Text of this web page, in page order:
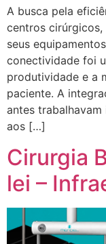
A busca pela
centros
seus
conectividade foi
produtividade e a
paciente. A
antes
aos […]
Cirurgia
lei –